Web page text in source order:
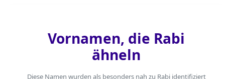
Vornamen, die Rabi
ähneln
Diese Namen wurden als besonders nah zu Rabi identifiziert